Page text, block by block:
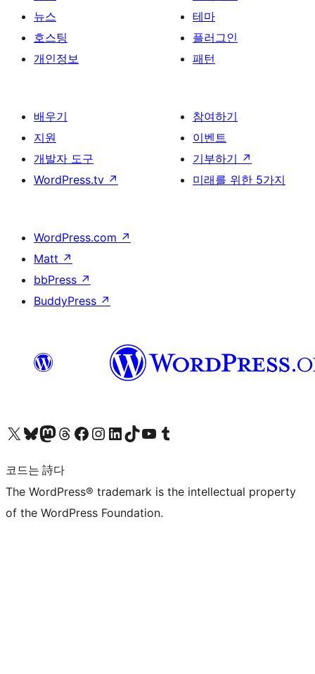
뉴스
호스팅
개인정보
테마
플러그인
패턴
배우기
지원
개발자 도구
WordPress.tv ↗
참여하기
이벤트
기부하기 ↗
미래를 위한 5가지
WordPress.com ↗
Matt ↗
bbPress ↗
BuddyPress ↗
X(이전 트위터) 계정 방문하기블루스카이 계정 방문하기마스토돈 계정 방문하기스레드 계정 방문하기 페이스북 페이지 방문하기인스타그램 계정 방문하기 LinkedIn 계정 방문하기틱톡 계정 방문하기유튜브 채널 방문하기 텀블러 계정 방문하기
코드는 詩다
The WordPress® trademark is the intellectual property
of the WordPress Foundation.